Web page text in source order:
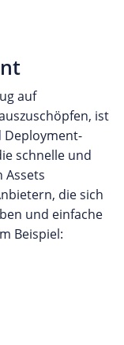
auf
ist
Deployment-
schnelle und
Assets
die sich
und einfache
Beispiel: